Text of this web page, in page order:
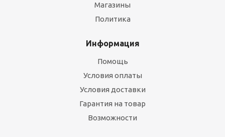
Магазины
Политика
Информация
Помощь
Условия оплаты
Условия доставки
Гарантия на товар
Возможности